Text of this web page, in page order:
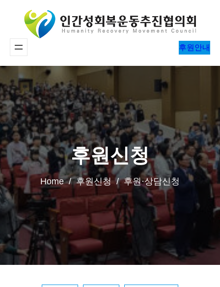
바
로
가
기
후원안내
후원신청
Home / 후원신청 / 후원·상담신청